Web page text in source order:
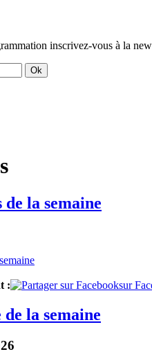
inscrivez-vous à la
de la semaine
: sur
la semaine